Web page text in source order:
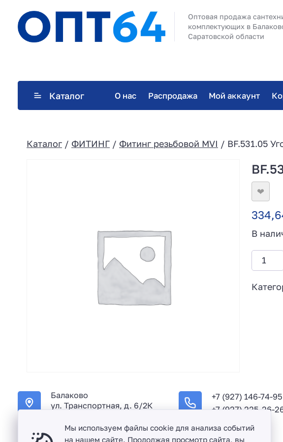
Оптовая продажа
комплектующих в
Саратовской области
Каталог О нас Распродажа Мой аккаунт
Каталог / ФИТИНГ / Фитинг резьбовой MVI / BF.531.05
❤
В
Балаково
ул. Транспортная, д. 6/2К
+7 (927) 146-74-95
+7 (927) 225-26-
Мы используем файлы cookie для анализа событий
на нашем сайте. Продолжая просмотр сайта, вы